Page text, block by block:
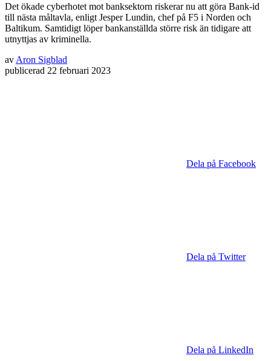
Det ökade cyberhotet mot banksektorn riskerar nu att göra Bank-id
till nästa måltavla, enligt Jesper Lundin, chef på F5 i Norden och
Baltikum. Samtidigt löper bankanställda större risk än tidigare att
utnyttjas av kriminella.
av Aron Sigblad
publicerad 22 februari 2023
Dela på Facebook
Dela på Twitter
Dela på LinkedIn